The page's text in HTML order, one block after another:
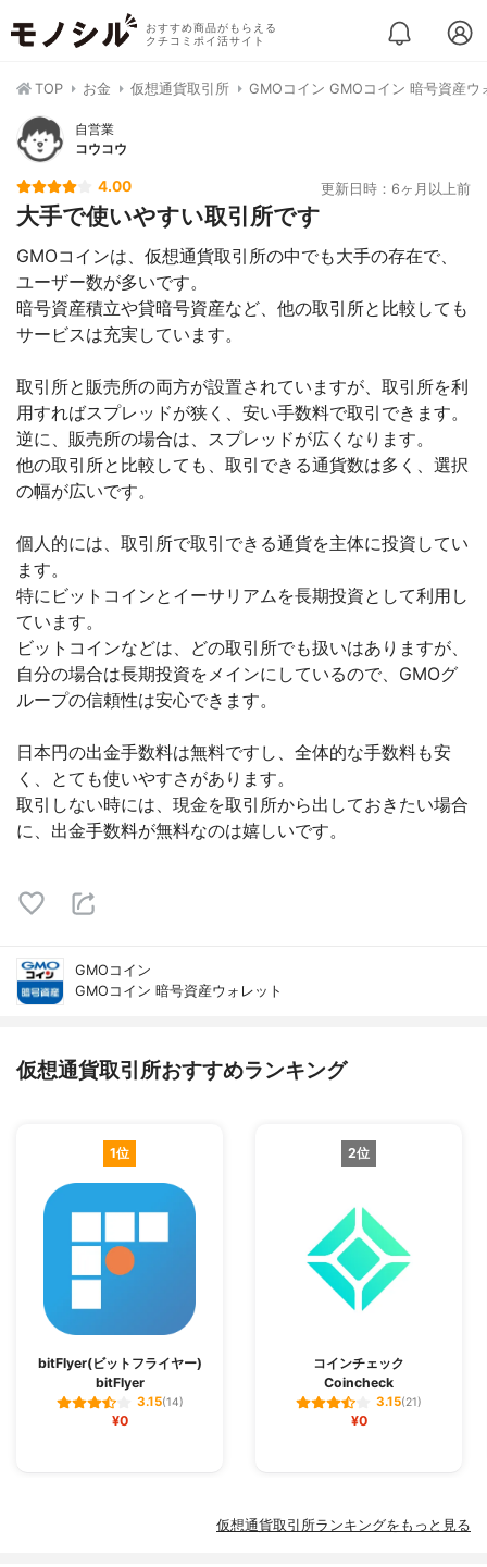
おすすめ商品がもらえる
クチコミポイ活サイト
TOP お金 仮想通貨取引所 GMOコイン GMOコイン 暗号資産ウ
自営業
コウコウ
4.00 更新日時：6ヶ月以上前
大手で使いやすい取引所です
GMOコインは、仮想通貨取引所の中でも大手の存在で、
ユーザー数が多いです。
暗号資産積立や貸暗号資産など、他の取引所と比較しても
サービスは充実しています。
取引所と販売所の両方が設置されていますが、取引所を利
用すればスプレッドが狭く、安い手数料で取引できます。
逆に、販売所の場合は、スプレッドが広くなります。
他の取引所と比較しても、取引できる通貨数は多く、選択
の幅が広いです。
個人的には、取引所で取引できる通貨を主体に投資してい
ます。
特にビットコインとイーサリアムを長期投資として利用し
ています。
ビットコインなどは、どの取引所でも扱いはありますが、
自分の場合は長期投資をメインにしているので、GMOグ
ループの信頼性は安心できます。
日本円の出金手数料は無料ですし、全体的な手数料も安
く、とても使いやすさがあります。
取引しない時には、現金を取引所から出しておきたい場合
に、出金手数料が無料なのは嬉しいです。
GMOコイン
GMOコイン 暗号資産ウォレット
仮想通貨取引所おすすめランキング
1位
bitFlyer(ビットフライヤー)
bitFlyer
3.15(14)
¥0
2位
コインチェック
Coincheck
3.15(21)
¥0
仮想通貨取引所ランキングをもっと見る